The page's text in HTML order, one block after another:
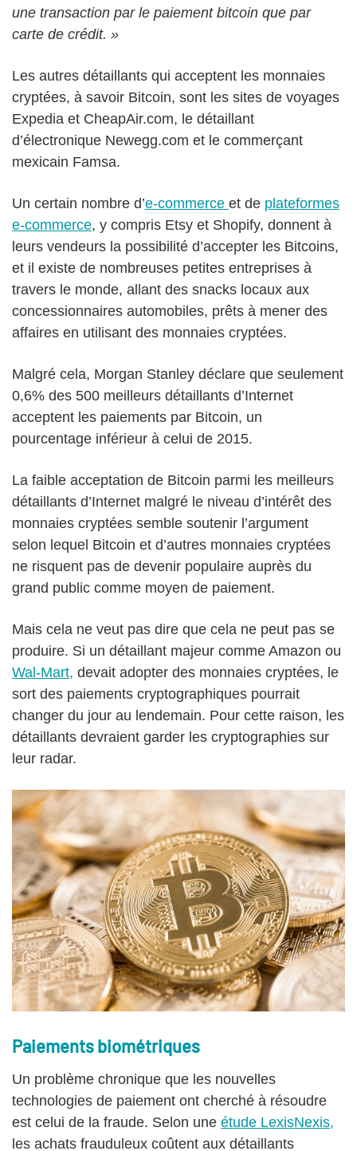
une transaction par le paiement bitcoin que par
carte de crédit. »
Les autres détaillants qui acceptent les monnaies
cryptées, à savoir Bitcoin, sont les sites de voyages
Expedia et CheapAir.com, le détaillant
d’électronique Newegg.com et le commerçant
mexicain Famsa.
Un certain nombre d’e-commerce et de plateformes
e-commerce, y compris Etsy et Shopify, donnent à
leurs vendeurs la possibilité d’accepter les Bitcoins,
et il existe de nombreuses petites entreprises à
travers le monde, allant des snacks locaux aux
concessionnaires automobiles, prêts à mener des
affaires en utilisant des monnaies cryptées.
Malgré cela, Morgan Stanley déclare que seulement
0,6% des 500 meilleurs détaillants d’Internet
acceptent les paiements par Bitcoin, un
pourcentage inférieur à celui de 2015.
La faible acceptation de Bitcoin parmi les meilleurs
détaillants d’Internet malgré le niveau d’intérêt des
monnaies cryptées semble soutenir l’argument
selon lequel Bitcoin et d’autres monnaies cryptées
ne risquent pas de devenir populaire auprès du
grand public comme moyen de paiement.
Mais cela ne veut pas dire que cela ne peut pas se
produire. Si un détaillant majeur comme Amazon ou
Wal-Mart, devait adopter des monnaies cryptées, le
sort des paiements cryptographiques pourrait
changer du jour au lendemain. Pour cette raison, les
détaillants devraient garder les cryptographies sur
leur radar.
Paiements biométriques
Un problème chronique que les nouvelles
technologies de paiement ont cherché à résoudre
est celui de la fraude. Selon une étude LexisNexis,
les achats frauduleux coûtent aux détaillants